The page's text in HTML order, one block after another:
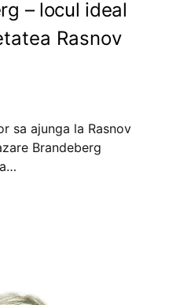
– locul ideal
Rasnov
sa ajunga la Rasnov
Brandeberg